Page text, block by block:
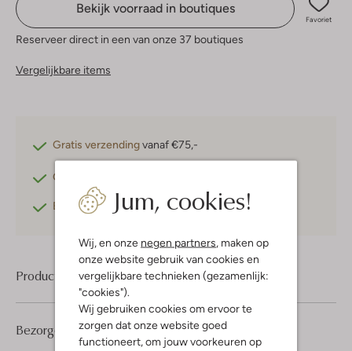
Jum, cookies!
Wij, en onze negen partners, maken op
onze website gebruik van cookies en
vergelijkbare technieken (gezamenlijk:
"cookies").
Wij gebruiken cookies om ervoor te
zorgen dat onze website goed
functioneert, om jouw voorkeuren op
Bekijk voorraad in boutiques
Favoriet
Reserveer direct in een van onze 37 boutiques
Vergelijkbare items
Gratis verzendingvanaf €75,-
Gratis retourneren
Betaal achterafmet Klarna
Product informatie
Bezorgen & retourneren